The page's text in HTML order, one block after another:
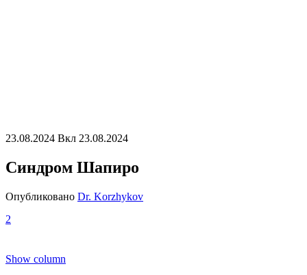
23.08.2024 Вкл 23.08.2024
Синдром Шапиро
Опубликовано Dr. Korzhykov
2
Show column